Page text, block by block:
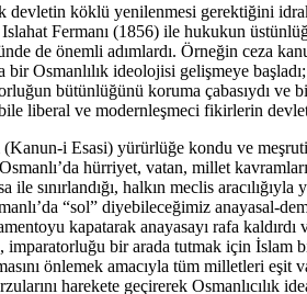
devletin köklü yenilenmesi gerektiğini
Fermanı (1856) ile hukukun
de önemli adımlardı. Örneğin ceza
Osmanlılık ideolojisi gelişmeye
bütünlüğünü koruma çabasıydı
liberal ve modernleşmeci fikirlerin
i Esasi) yürürlüğe kondu ve
hürriyet, vatan, millet
sınırlandığı, halkın meclis
“sol” diyebileceğimiz anayasal-
kapatarak anayasayı rafa
bir arada tutmak için
önlemek amacıyla tüm milletleri
harekete geçirerek Osmanlıcılık